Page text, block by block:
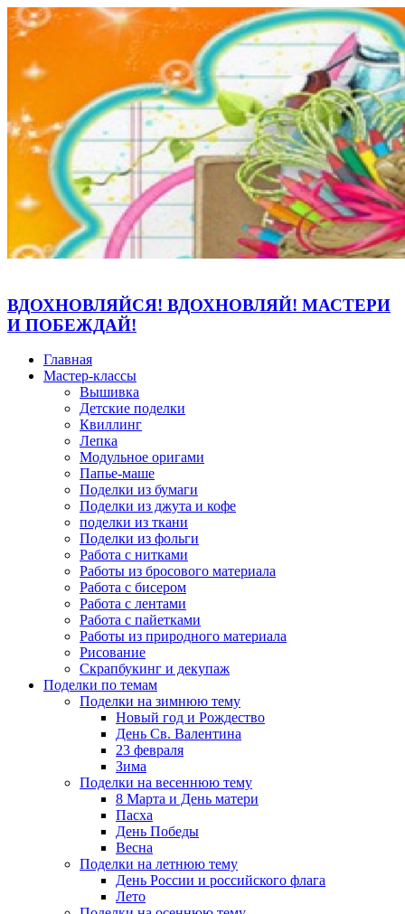
ВДОХНОВЛЯЙСЯ! ВДОХНОВЛЯЙ! МАСТЕРИ
И ПОБЕЖДАЙ!
Главная
Мастер-классы
Вышивка
Детские поделки
Квиллинг
Лепка
Модульное оригами
Папье-маше
Поделки из бумаги
Поделки из джута и кофе
поделки из ткани
Поделки из фольги
Работа с нитками
Работы из бросового материала
Работа с бисером
Работа с лентами
Работа с пайетками
Работы из природного материала
Рисование
Скрапбукинг и декупаж
Поделки по темам
Поделки на зимнюю тему
Новый год и Рождество
День Св. Валентина
23 февраля
Зима
Поделки на весеннюю тему
8 Марта и День матери
Пасха
День Победы
Весна
Поделки на летнюю тему
День России и российского флага
Лето